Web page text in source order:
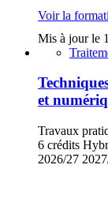
Voir la
Mis à jour le
et
Travaux
6 crédits
2026/27